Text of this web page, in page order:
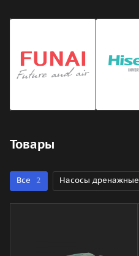
Товары
Все 2 Насосы дренажные